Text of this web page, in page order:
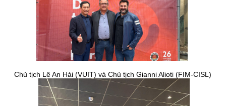
Chủ tịch Lê An Hải (VUIT) và Chủ tịch Gianni Alioti (FIM-CISL)